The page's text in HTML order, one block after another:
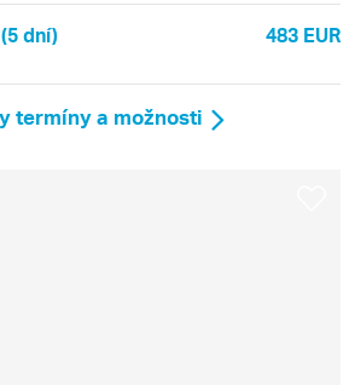
dní) 483 EUR
termíny a možnosti